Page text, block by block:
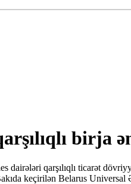
birja
dairələri qarşılıqlı ticarət
keçirilən Belarus